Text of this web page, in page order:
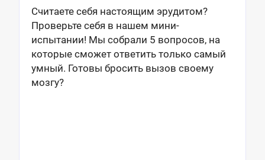
Считаете себя настоящим эрудитом?
Проверьте себя в нашем мини-
испытании! Мы собрали 5 вопросов, на
которые сможет ответить только самый
умный. Готовы бросить вызов своему
мозгу?